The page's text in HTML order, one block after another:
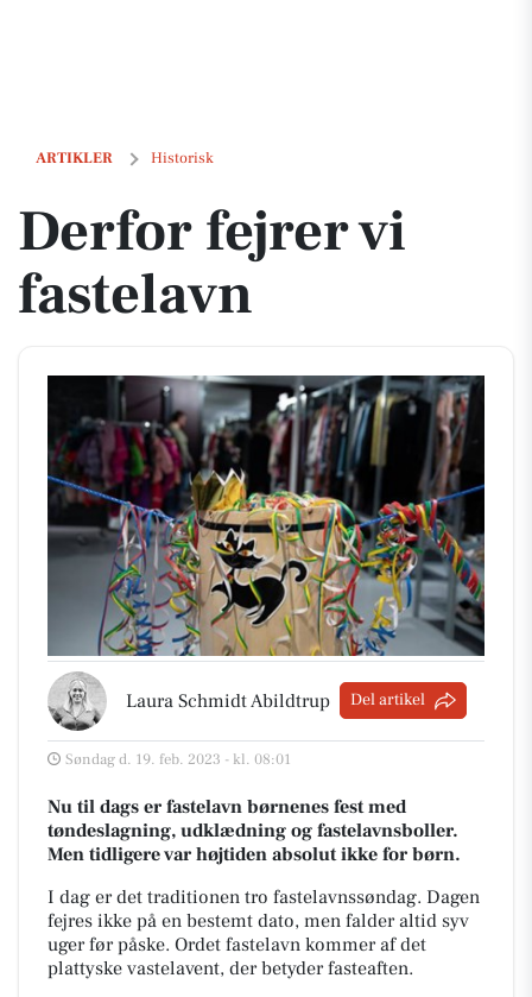
ARTIKLER Historisk
Derfor fejrer vi fastelavn
Derfor fejrer vi
fastelavn
Laura Schmidt Abildtrup Del artikel
Søndag d. 19. feb. 2023 - kl. 08:01
Nu til dags er fastelavn børnenes fest med
tøndeslagning, udklædning og fastelavnsboller.
Men tidligere var højtiden absolut ikke for børn.
I dag er det traditionen tro fastelavnssøndag. Dagen
fejres ikke på en bestemt dato, men falder altid syv
uger før påske. Ordet fastelavn kommer af det
plattyske vastelavent, der betyder fasteaften.